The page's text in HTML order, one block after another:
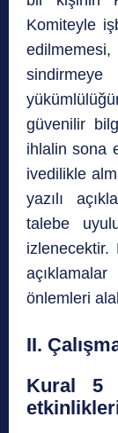
Komiteyle
güvenilir
ihlalin sona
ivedilikle
yazılı
talebe
izlenecektir.
önlemleri
II.
Kural 5